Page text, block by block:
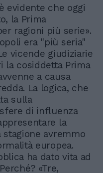
evidente che oggi
la Prima
ragioni più serie».
era "più seria"
vicende giudiziarie
la cosiddetta Prima
a causa
La logica, che
sulla
di influenza
la
stagione avremmo
europea.
ha dato vita ad
«Tre,